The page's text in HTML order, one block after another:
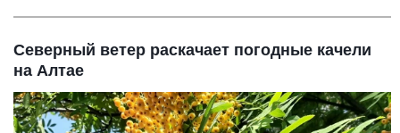
Северный ветер раскачает погодные качели
на Алтае